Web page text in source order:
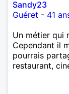
Sandy23
Guéret - 41
Un métier qui
Cependant il
pourrais
restaurant,